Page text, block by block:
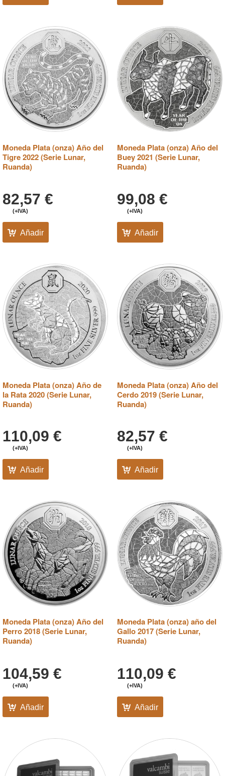
Moneda Plata (onza) Año del
Tigre 2022 (Serie Lunar,
Ruanda)
82,57 €
(+IVA)
Añadir
Moneda Plata (onza) Año del
Buey 2021 (Serie Lunar,
Ruanda)
99,08 €
(+IVA)
Añadir
Moneda Plata (onza) Año de
la Rata 2020 (Serie Lunar,
Ruanda)
110,09 €
(+IVA)
Añadir
Moneda Plata (onza) Año del
Cerdo 2019 (Serie Lunar,
Ruanda)
82,57 €
(+IVA)
Añadir
Moneda Plata (onza) Año del
Perro 2018 (Serie Lunar,
Ruanda)
104,59 €
(+IVA)
Añadir
Moneda Plata (onza) año del
Gallo 2017 (Serie Lunar,
Ruanda)
110,09 €
(+IVA)
Añadir